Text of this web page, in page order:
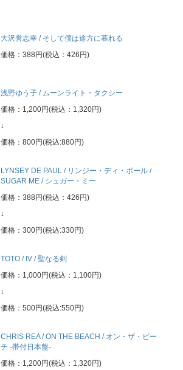
大沢誉志幸 / そして僕は途方に暮れる
価格：388円(税込：426円)
浅野ゆう子 / ムーンライト・タクシー
価格：1,200円(税込：1,320円)
↓
価格：800円(税込:880円)
LYNSEY DE PAUL / リンジー・ディ・ポール /
SUGAR ME / シュガー・ミー
価格：388円(税込：426円)
↓
価格：300円(税込:330円)
TOTO / IV / 聖なる剣
価格：1,000円(税込：1,100円)
↓
価格：500円(税込:550円)
CHRIS REA / ON THE BEACH / オン・ザ・ビー
チ -帯付日本盤-
価格：1,200円(税込：1,320円)